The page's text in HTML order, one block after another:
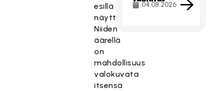
esillä
näyttävästi.
Niiden
äärellä
on
mahdollisuus
valokuvata
itsensä
04.08.2026